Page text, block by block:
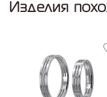
Изделия